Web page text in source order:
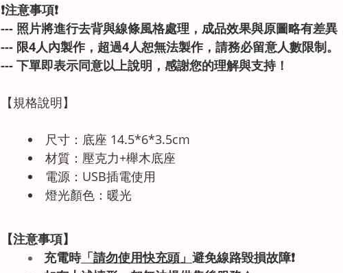
❗注意事項❗
--- 照片將進行去背與線條風格處理，成品效果與原圖略有差異
--- 限4人內製作，超過4人恕無法製作，請務必留意人數限制。
--- 下單即表示同意以上說明，感謝您的理解與支持！
【規格說明】
尺寸：底座 14.5*6*3.5cm
材質：壓克力+櫸木底座
電源：USB插電使用
燈光顏色：暖光
【注意事項】
充電時「請勿使用快充頭」 避免線路毀損故障❗